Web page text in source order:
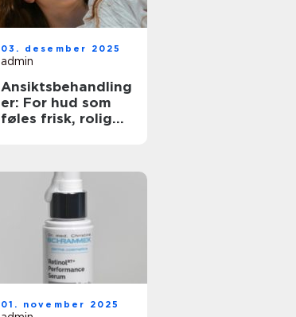
03. desember 2025
admin
Ansiktsbehandling
er: For hud som
føles frisk, rolig
01. november 2025